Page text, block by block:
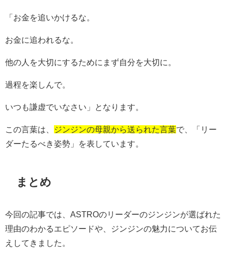
「お金を追いかけるな。
お金に追われるな。
他の人を大切にするためにまず自分を大切に。
過程を楽しんで。
いつも謙虚でいなさい」となります。
この言葉は、 ジンジンの母親から送られた言葉で、「リー
ダーたるべき姿勢」を表しています。
まとめ
今回の記事では、ASTROのリーダーのジンジンが選ばれた
理由のわかるエピソードや、ジンジンの魅力についてお伝
えしてきました。